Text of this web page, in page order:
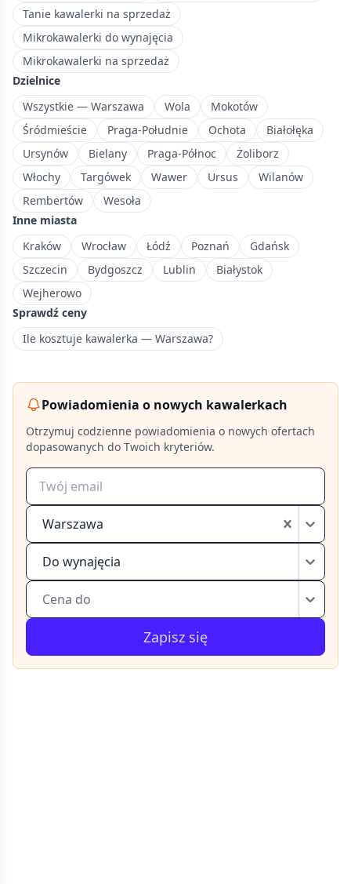
Nowoczesna
dzielnica
Warszawy
z
rozwijającą
się
infrastrukturą
mieszkaniową.
Tanie kawalerki na sprzedaż
Mikrokawalerki do wynajęcia
Mikrokawalerki na sprzedaż
Dzielnice
Wszystkie — Warszawa
Wola
Mokotów
Śródmieście
Praga-Południe Ochota
Białołęka
Ursynów
Bielany Praga-Północ
Żoliborz
Włochy
Targówek Wawer Ursus
Wilanów
Rembertów
Wesoła
Inne miasta
Kraków
Wrocław Łódź Poznań
Gdańsk
Szczecin
Bydgoszcz Lublin
Białystok
Wejherowo
Sprawdź ceny
Ile kosztuje kawalerka — Warszawa?
Powiadomienia o nowych kawalerkach
Otrzymuj codzienne powiadomienia o nowych ofertach
dopasowanych do Twoich kryteriów.
Warszawa
Do wynajęcia
Cena do
Zapisz się